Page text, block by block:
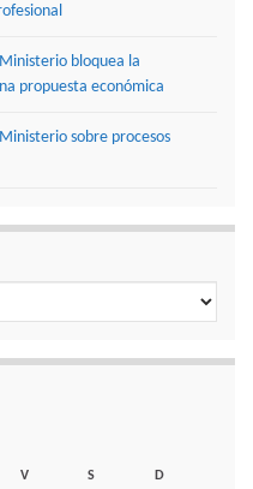
bloquea la
propuesta económica
sobre procesos
V S
D